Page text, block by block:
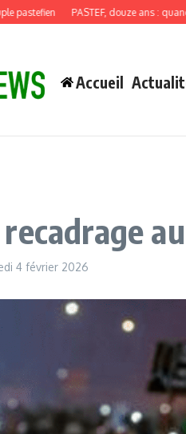
PASTEF, douze ans : quand la
Accueil
4 février 2026